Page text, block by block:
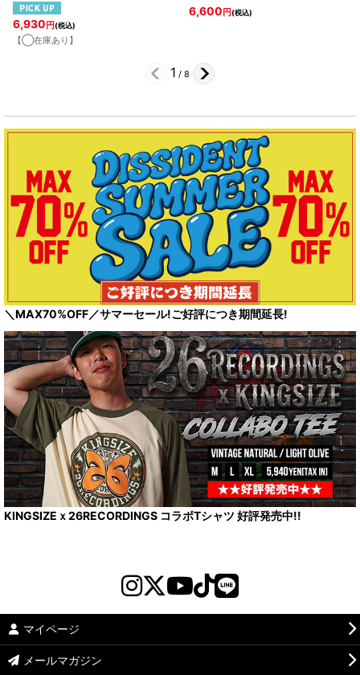
6,930 円(税込)
【◯在庫あり】
6,600 円(税込)
1 / 8
＼MAX70%OFF／サマーセール!ご好評につき期間延長!
KINGSIZEｘ26RECORDINGS コラボTシャツ 好評発売中!!
マイページ
メールマガジン